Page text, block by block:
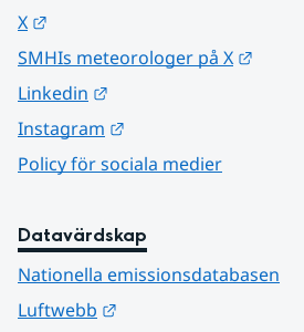
X
SMHIs meteorologer på X
Linkedin
Instagram
Policy för sociala medier
Datavärdskap
Nationella emissionsdatabasen
Luftwebb